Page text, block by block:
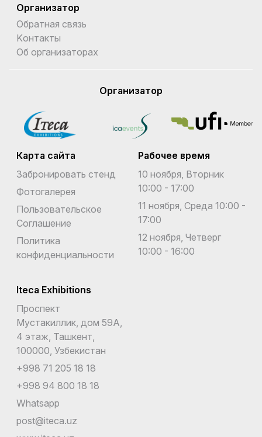
Организатор
Обратная связь
Kонтакты
Об организаторах
Организатор
Карта сайта
Забронировать стенд
Фотогалерея
Пользовательское
Соглашение
Политика
конфиденциальности
Рабочее время
10 ноября, Вторник
10:00 - 17:00
11 ноября, Среда 10:00 -
17:00
12 ноября, Четверг
10:00 - 16:00
Iteca Exhibitions
Проспект
Мустакиллик, дом 59А,
4 этаж, Ташкент,
100000, Узбекистан
+998 71 205 18 18
+998 94 800 18 18
Whatsapp
post@iteca.uz